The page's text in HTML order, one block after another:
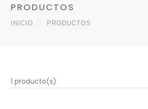
PRODUCTOS
INICIO PRODUCTOS
1 producto(s)